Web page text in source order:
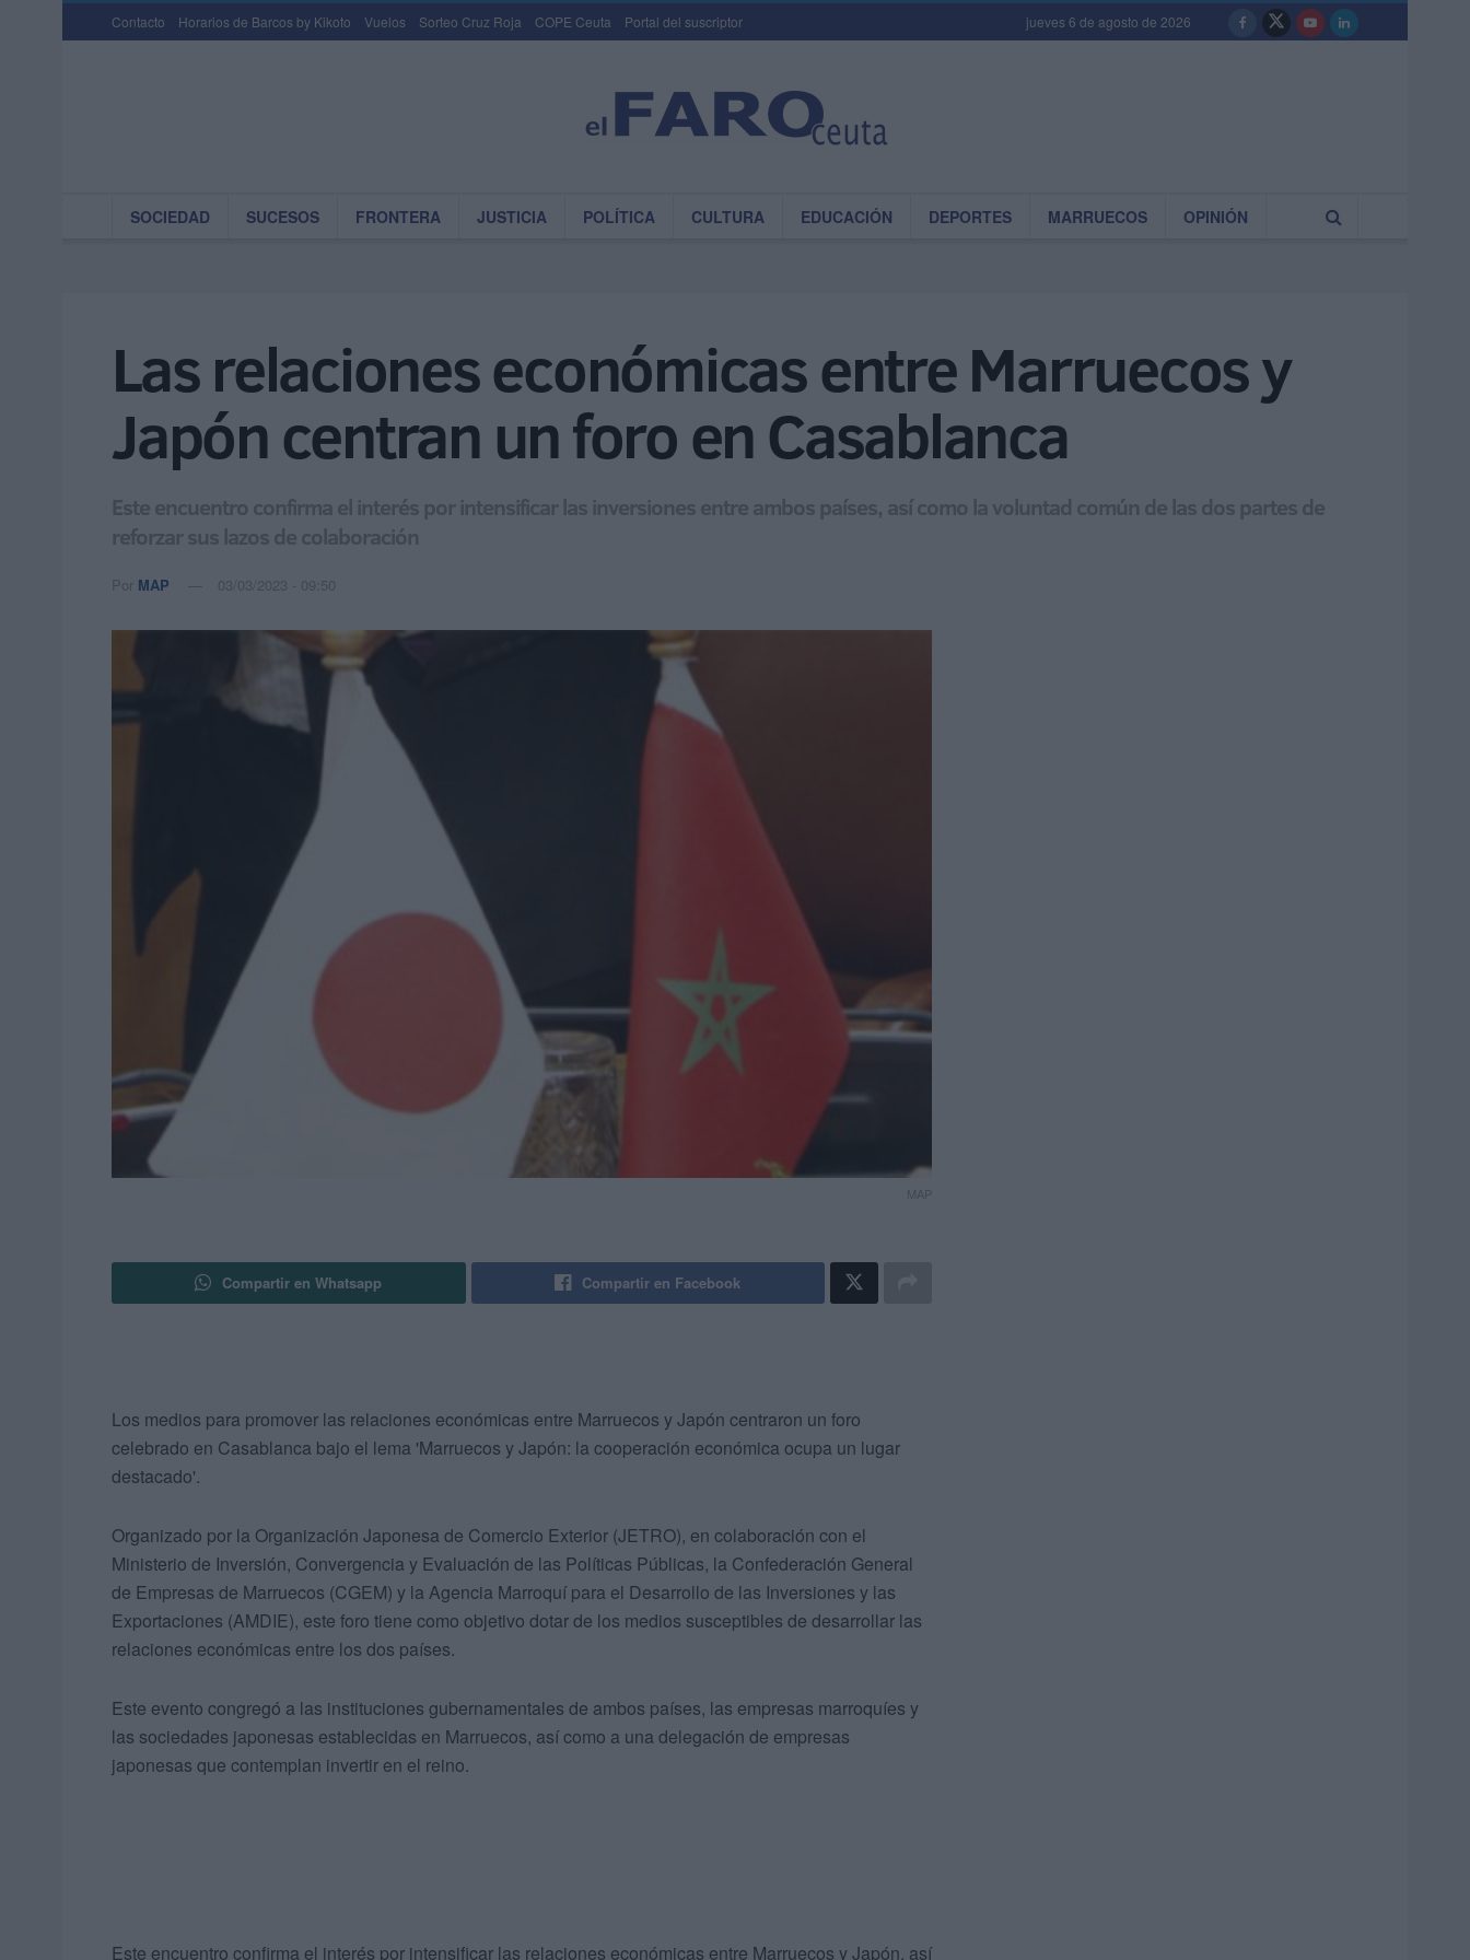
Contacto Horarios de Barcos by Kikoto Vuelos Sorteo Cruz Roja COPE Ceuta Portal del suscriptor jueves 6 de agosto de 2026
SOCIEDAD SUCESOS FRONTERA JUSTICIA POLÍTICA CULTURA EDUCACIÓN DEPORTES MARRUECOS OPINIÓN
Las relaciones económicas entre Marruecos y
Japón centran un foro en Casablanca
Este encuentro confirma el interés por intensificar las inversiones entre ambos países, así como la voluntad común de las dos partes de
reforzar sus lazos de colaboración
Por MAP 03/03/2023 - 09:50
MAP
Compartir en Whatsapp Compartir en Facebook
Los medios para promover las relaciones económicas entre Marruecos y Japón centraron un foro
celebrado en Casablanca bajo el lema 'Marruecos y Japón: la cooperación económica ocupa un lugar
destacado'.
Organizado por la Organización Japonesa de Comercio Exterior (JETRO), en colaboración con el
Ministerio de Inversión, Convergencia y Evaluación de las Políticas Públicas, la Confederación General
de Empresas de Marruecos (CGEM) y la Agencia Marroquí para el Desarrollo de las Inversiones y las
Exportaciones (AMDIE), este foro tiene como objetivo dotar de los medios susceptibles de desarrollar las
relaciones económicas entre los dos países.
Este evento congregó a las instituciones gubernamentales de ambos países, las empresas marroquíes y
las sociedades japonesas establecidas en Marruecos, así como a una delegación de empresas
japonesas que contemplan invertir en el reino.
Este encuentro confirma el interés por intensificar las relaciones económicas entre Marruecos y Japón, así